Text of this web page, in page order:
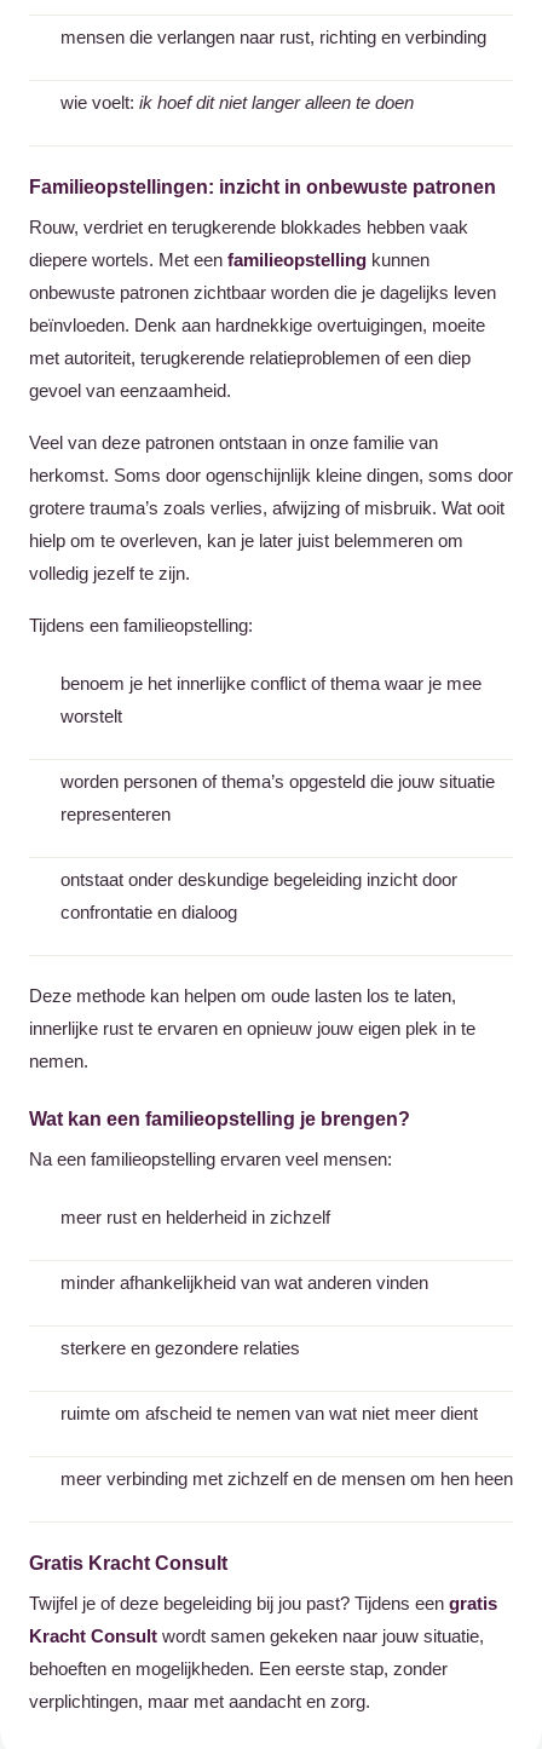
mensen die verlangen naar rust, richting en verbinding
wie voelt: ik hoef dit niet langer alleen te doen
Familieopstellingen: inzicht in onbewuste patronen
Rouw, verdriet en terugkerende blokkades hebben vaak
diepere wortels. Met een familieopstelling kunnen
onbewuste patronen zichtbaar worden die je dagelijks leven
beïnvloeden. Denk aan hardnekkige overtuigingen, moeite
met autoriteit, terugkerende relatieproblemen of een diep
gevoel van eenzaamheid.
Veel van deze patronen ontstaan in onze familie van
herkomst. Soms door ogenschijnlijk kleine dingen, soms door
grotere trauma’s zoals verlies, afwijzing of misbruik. Wat ooit
hielp om te overleven, kan je later juist belemmeren om
volledig jezelf te zijn.
Tijdens een familieopstelling:
benoem je het innerlijke conflict of thema waar je mee
worstelt
worden personen of thema’s opgesteld die jouw situatie
representeren
ontstaat onder deskundige begeleiding inzicht door
confrontatie en dialoog
Deze methode kan helpen om oude lasten los te laten,
innerlijke rust te ervaren en opnieuw jouw eigen plek in te
nemen.
Wat kan een familieopstelling je brengen?
Na een familieopstelling ervaren veel mensen:
meer rust en helderheid in zichzelf
minder afhankelijkheid van wat anderen vinden
sterkere en gezondere relaties
ruimte om afscheid te nemen van wat niet meer dient
meer verbinding met zichzelf en de mensen om hen heen
Gratis Kracht Consult
Twijfel je of deze begeleiding bij jou past? Tijdens een gratis
Kracht Consult wordt samen gekeken naar jouw situatie,
behoeften en mogelijkheden. Een eerste stap, zonder
verplichtingen, maar met aandacht en zorg.